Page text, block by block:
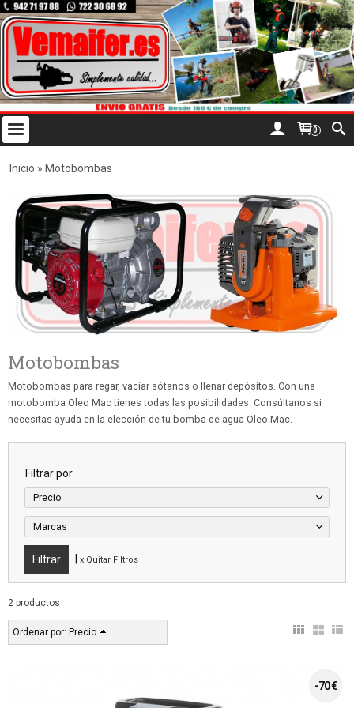
0
Inicio » Motobombas
Motobombas
Motobombas para regar, vaciar sótanos o llenar depósitos. Con una
motobomba Oleo Mac tienes todas las posibilidades. Consúltanos si
necesitas ayuda en la elección de tu bomba de agua Oleo Mac.
Filtrar por
Precio
Marcas
x Quitar Filtros
2 productos
Ordenar por: Precio
-70 €